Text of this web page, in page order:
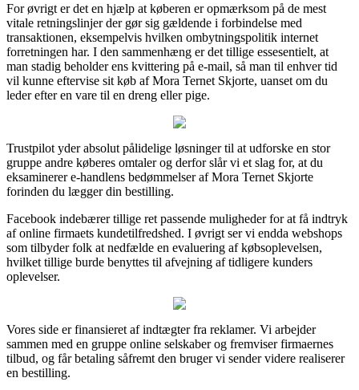
For øvrigt er det en hjælp at køberen er opmærksom på de mest
vitale retningslinjer der gør sig gældende i forbindelse med
transaktionen, eksempelvis hvilken ombytningspolitik internet
forretningen har. I den sammenhæng er det tillige essesentielt, at
man stadig beholder ens kvittering på e-mail, så man til enhver tid
vil kunne eftervise sit køb af Mora Ternet Skjorte, uanset om du
leder efter en vare til en dreng eller pige.
Trustpilot yder absolut pålidelige løsninger til at udforske en stor
gruppe andre køberes omtaler og derfor slår vi et slag for, at du
eksaminerer e-handlens bedømmelser af Mora Ternet Skjorte
forinden du lægger din bestilling.
Facebook indebærer tillige ret passende muligheder for at få indtryk
af online firmaets kundetilfredshed. I øvrigt ser vi endda webshops
som tilbyder folk at nedfælde en evaluering af købsoplevelsen,
hvilket tillige burde benyttes til afvejning af tidligere kunders
oplevelser.
Vores side er finansieret af indtægter fra reklamer. Vi arbejder
sammen med en gruppe online selskaber og fremviser firmaernes
tilbud, og får betaling såfremt den bruger vi sender videre realiserer
en bestilling.